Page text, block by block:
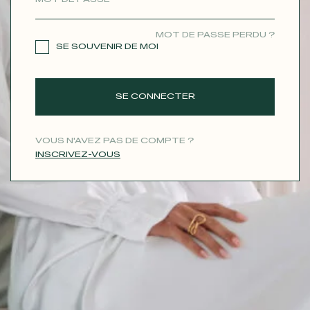
MOT DE PASSE PERDU ?
SE SOUVENIR DE MOI
SE CONNECTER
VOUS N'AVEZ PAS DE COMPTE ?
INSCRIVEZ-VOUS